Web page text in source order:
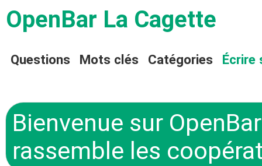
OpenBar La Cagette
Questions Mots clés Catégories Écrire
Bienvenue sur
rassemble les